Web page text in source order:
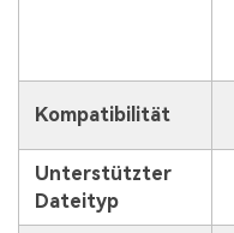
Kompatibilität
Unterstützter
Dateityp